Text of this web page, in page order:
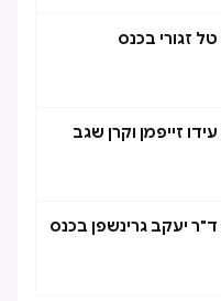
זגורי בכנס
זייפמן וקרן שגב
יעקב גרינשפן בכנס